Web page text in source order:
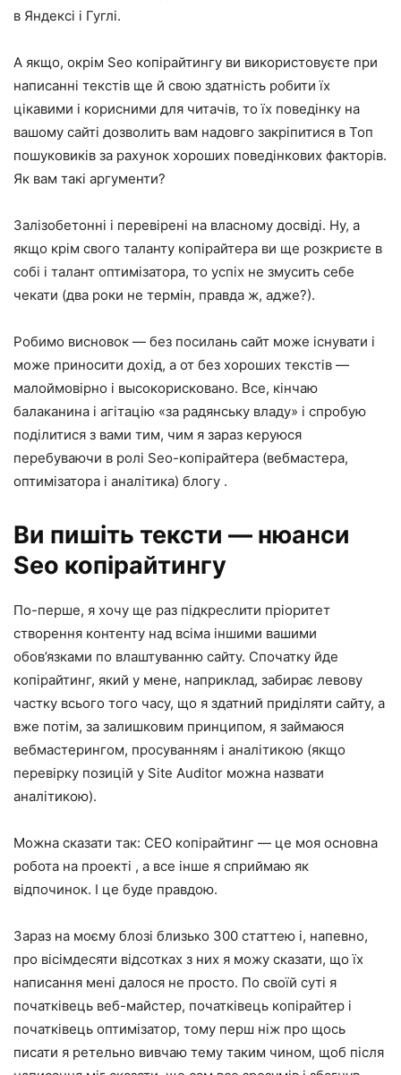
в Яндексі і Гуглі.
А якщо, окрім Seo копірайтингу ви використовуєте при
написанні текстів ще й свою здатність робити їх
цікавими і корисними для читачів, то їх поведінку на
вашому сайті дозволить вам надовго закріпитися в Топ
пошуковиків за рахунок хороших поведінкових факторів.
Як вам такі аргументи?
Залізобетонні і перевірені на власному досвіді. Ну, а
якщо крім свого таланту копірайтера ви ще розкриєте в
собі і талант оптимізатора, то успіх не змусить себе
чекати (два роки не термін, правда ж, адже?).
Робимо висновок — без посилань сайт може існувати і
може приносити дохід, а от без хороших текстів —
малоймовірно і высокорисковано. Все, кінчаю
балаканина і агітацію «за радянську владу» і спробую
поділитися з вами тим, чим я зараз керуюся
перебуваючи в ролі Seo-копірайтера (вебмастера,
оптимізатора і аналітика) блогу .
Ви пишіть тексти — нюанси
Seo копірайтингу
По-перше, я хочу ще раз підкреслити пріоритет
створення контенту над всіма іншими вашими
обов’язками по влаштуванню сайту. Спочатку йде
копірайтинг, який у мене, наприклад, забирає левову
частку всього того часу, що я здатний приділяти сайту, а
вже потім, за залишковим принципом, я займаюся
вебмастерингом, просуванням і аналітикою (якщо
перевірку позицій у Site Auditor можна назвати
аналітикою).
Можна сказати так: СЕО копірайтинг — це моя основна
робота на проекті , а все інше я сприймаю як
відпочинок. І це буде правдою.
Зараз на моєму блозі близько 300 статтею і, напевно,
про вісімдесяти відсотках з них я можу сказати, що їх
написання мені далося не просто. По своїй суті я
початківець веб-майстер, початківець копірайтер і
початківець оптимізатор, тому перш ніж про щось
писати я ретельно вивчаю тему таким чином, щоб після